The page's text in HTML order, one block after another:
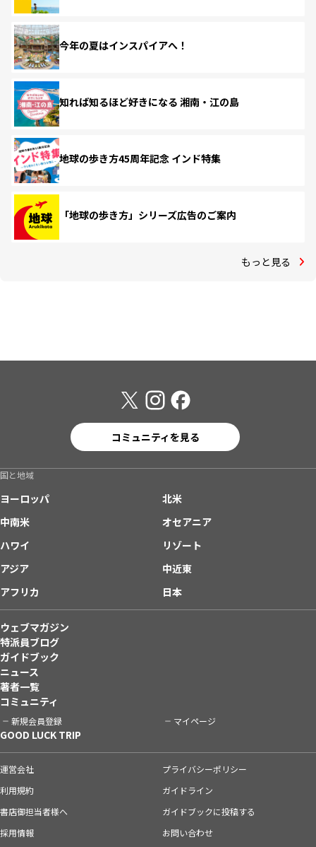
今年の夏はインスパイアへ！
知れば知るほど好きになる 湘南・江の島
地球の歩き方45周年記念 インド特集
「地球の歩き方」シリーズ広告のご案内
もっと見る
コミュニティを見る
国と地域
ヨーロッパ
北米
中南米
オセアニア
ハワイ
リゾート
アジア
中近東
アフリカ
日本
ウェブマガジン
特派員ブログ
ガイドブック
ニュース
著者一覧
コミュニティ
新規会員登録 マイページ
GOOD LUCK TRIP
運営会社
プライバシーポリシー
利用規約
ガイドライン
書店御担当者様へ
ガイドブックに投稿する
採用情報
お問い合わせ